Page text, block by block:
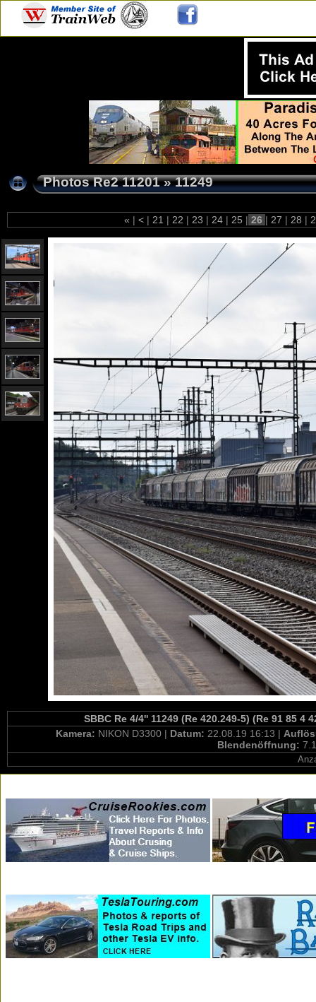
Photos Re2 11201»11249
« | < | 21 | 22 | 23 | 24 | 25 | 26 | 27 | 28 |
SBBC Re 4/4'' 11249 (Re 420.249-5) (Re 91 85 4
Kamera: NIKON D3300 | Datum: 22.08.19 16:13 |
Blendenöffnung: